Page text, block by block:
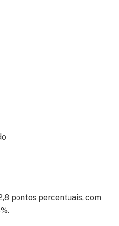
pontos percentuais, com